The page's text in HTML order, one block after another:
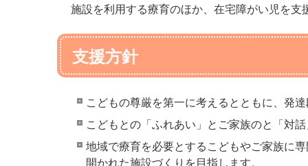
施設を利用する療育のほか、在宅障がい児を
支援方針
こどもの尊厳を第一に考えるとともに、発
こどもとの「ふれあい」とご家族のと「対
地域で療育を必要とするこどもやご家族に
開かれた施設づくりを目指します。